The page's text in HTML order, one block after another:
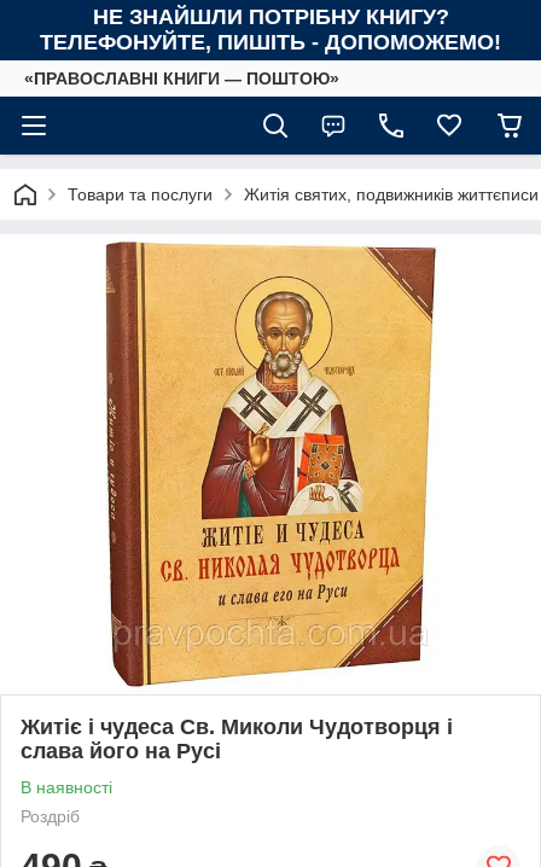
НЕ ЗНАЙШЛИ ПОТРІБНУ КНИГУ?
ТЕЛЕФОНУЙТЕ, ПИШІТЬ - ДОПОМОЖЕМО!
«ПРАВОСЛАВНІ КНИГИ — ПОШТОЮ»
Товари та послуги Житія святих, подвижників життєписи
Житіє і чудеса Св. Миколи Чудотворця і
слава його на Русі
В наявності
Роздріб